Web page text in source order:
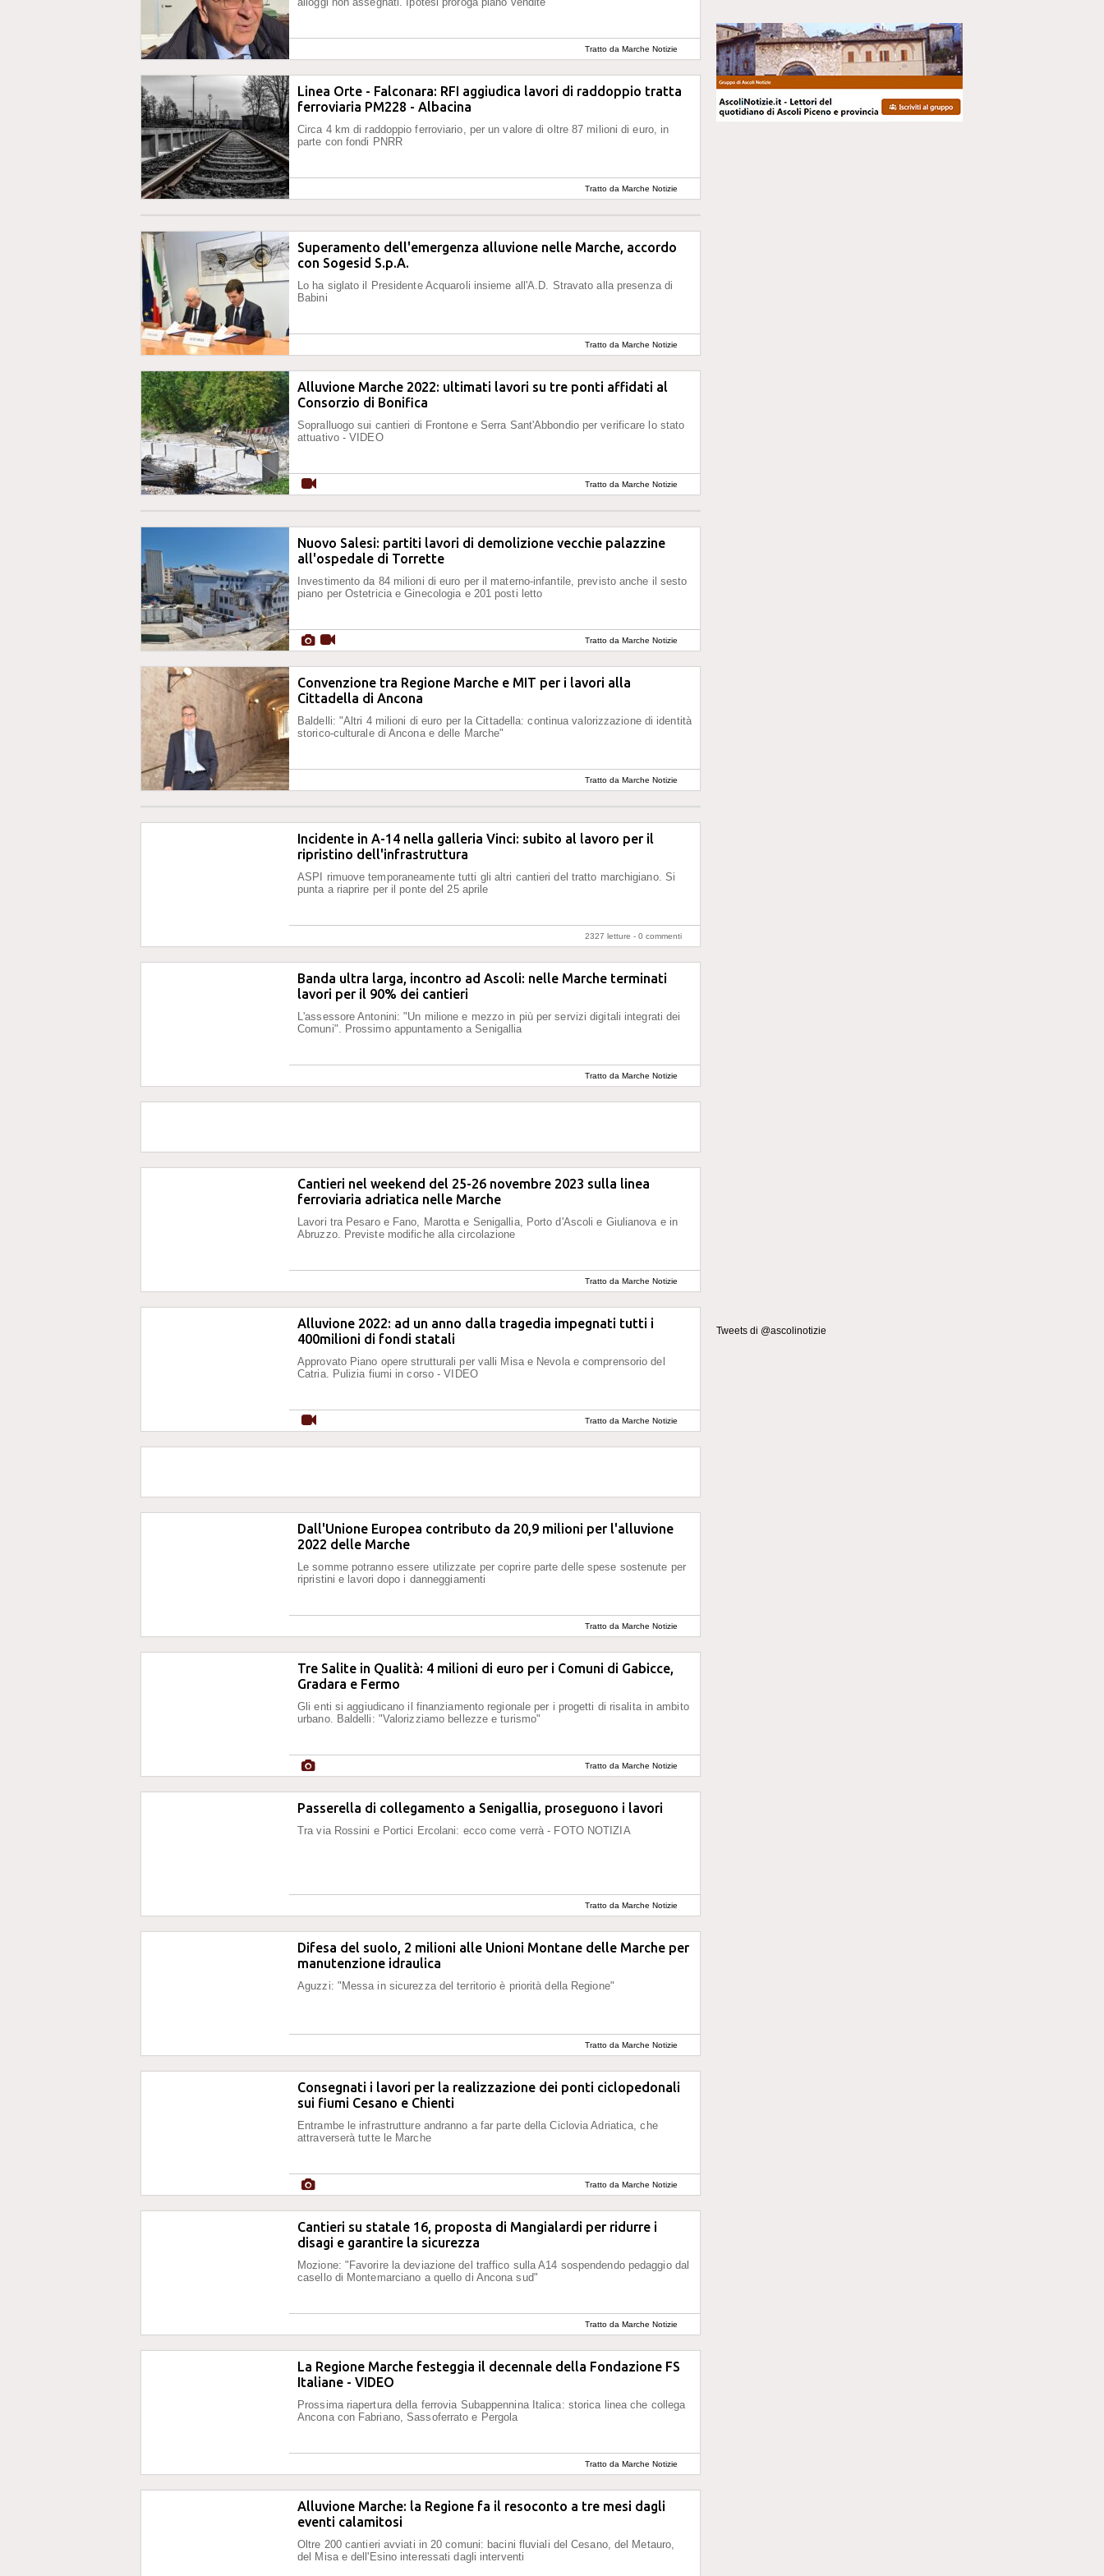
Tratto da Marche Notizie
Linea Orte - Falconara: RFI aggiudica lavori di raddoppio tratta
ferroviaria PM228 - Albacina
Circa 4 km di raddoppio ferroviario, per un valore di oltre 87 milioni di euro, in
parte con fondi PNRR
Tratto da Marche Notizie
Superamento dell'emergenza alluvione nelle Marche, accordo
con Sogesid S.p.A.
Lo ha siglato il Presidente Acquaroli insieme all'A.D. Stravato alla presenza di
Babini
Tratto da Marche Notizie
Alluvione Marche 2022: ultimati lavori su tre ponti affidati al
Consorzio di Bonifica
Sopralluogo sui cantieri di Frontone e Serra Sant'Abbondio per verificare lo stato
attuativo - VIDEO
Tratto da Marche Notizie
Nuovo Salesi: partiti lavori di demolizione vecchie palazzine
all'ospedale di Torrette
Investimento da 84 milioni di euro per il materno-infantile, previsto anche il sesto
piano per Ostetricia e Ginecologia e 201 posti letto
Tratto da Marche Notizie
Convenzione tra Regione Marche e MIT per i lavori alla
Cittadella di Ancona
Baldelli: "Altri 4 milioni di euro per la Cittadella: continua valorizzazione di identità
storico-culturale di Ancona e delle Marche"
Tratto da Marche Notizie
Incidente in A-14 nella galleria Vinci: subito al lavoro per il
ripristino dell'infrastruttura
ASPI rimuove temporaneamente tutti gli altri cantieri del tratto marchigiano. Si
punta a riaprire per il ponte del 25 aprile
2327 letture - 0 commenti
Banda ultra larga, incontro ad Ascoli: nelle Marche terminati
lavori per il 90% dei cantieri
L'assessore Antonini: "Un milione e mezzo in più per servizi digitali integrati dei
Comuni". Prossimo appuntamento a Senigallia
Tratto da Marche Notizie
Cantieri nel weekend del 25-26 novembre 2023 sulla linea
ferroviaria adriatica nelle Marche
Lavori tra Pesaro e Fano, Marotta e Senigallia, Porto d'Ascoli e Giulianova e in
Abruzzo. Previste modifiche alla circolazione
Tratto da Marche Notizie
Alluvione 2022: ad un anno dalla tragedia impegnati tutti i
400milioni di fondi statali
Approvato Piano opere strutturali per valli Misa e Nevola e comprensorio del
Catria. Pulizia fiumi in corso - VIDEO
Tratto da Marche Notizie
Dall'Unione Europea contributo da 20,9 milioni per l'alluvione
2022 delle Marche
Le somme potranno essere utilizzate per coprire parte delle spese sostenute per
ripristini e lavori dopo i danneggiamenti
Tratto da Marche Notizie
Tre Salite in Qualità: 4 milioni di euro per i Comuni di Gabicce,
Gradara e Fermo
Gli enti si aggiudicano il finanziamento regionale per i progetti di risalita in ambito
urbano. Baldelli: "Valorizziamo bellezze e turismo"
Tratto da Marche Notizie
Passerella di collegamento a Senigallia, proseguono i lavori
Tra via Rossini e Portici Ercolani: ecco come verrà - FOTO NOTIZIA
Tratto da Marche Notizie
Difesa del suolo, 2 milioni alle Unioni Montane delle Marche per
manutenzione idraulica
Aguzzi: "Messa in sicurezza del territorio è priorità della Regione"
Tratto da Marche Notizie
Consegnati i lavori per la realizzazione dei ponti ciclopedonali
sui fiumi Cesano e Chienti
Entrambe le infrastrutture andranno a far parte della Ciclovia Adriatica, che
attraverserà tutte le Marche
Tratto da Marche Notizie
Cantieri su statale 16, proposta di Mangialardi per ridurre i
disagi e garantire la sicurezza
Mozione: "Favorire la deviazione del traffico sulla A14 sospendendo pedaggio dal
casello di Montemarciano a quello di Ancona sud"
Tratto da Marche Notizie
La Regione Marche festeggia il decennale della Fondazione FS
Italiane - VIDEO
Prossima riapertura della ferrovia Subappennina Italica: storica linea che collega
Ancona con Fabriano, Sassoferrato e Pergola
Tratto da Marche Notizie
Alluvione Marche: la Regione fa il resoconto a tre mesi dagli
eventi calamitosi
Oltre 200 cantieri avviati in 20 comuni: bacini fluviali del Cesano, del Metauro,
del Misa e dell'Esino interessati dagli interventi
Tweets di @ascolinotizie